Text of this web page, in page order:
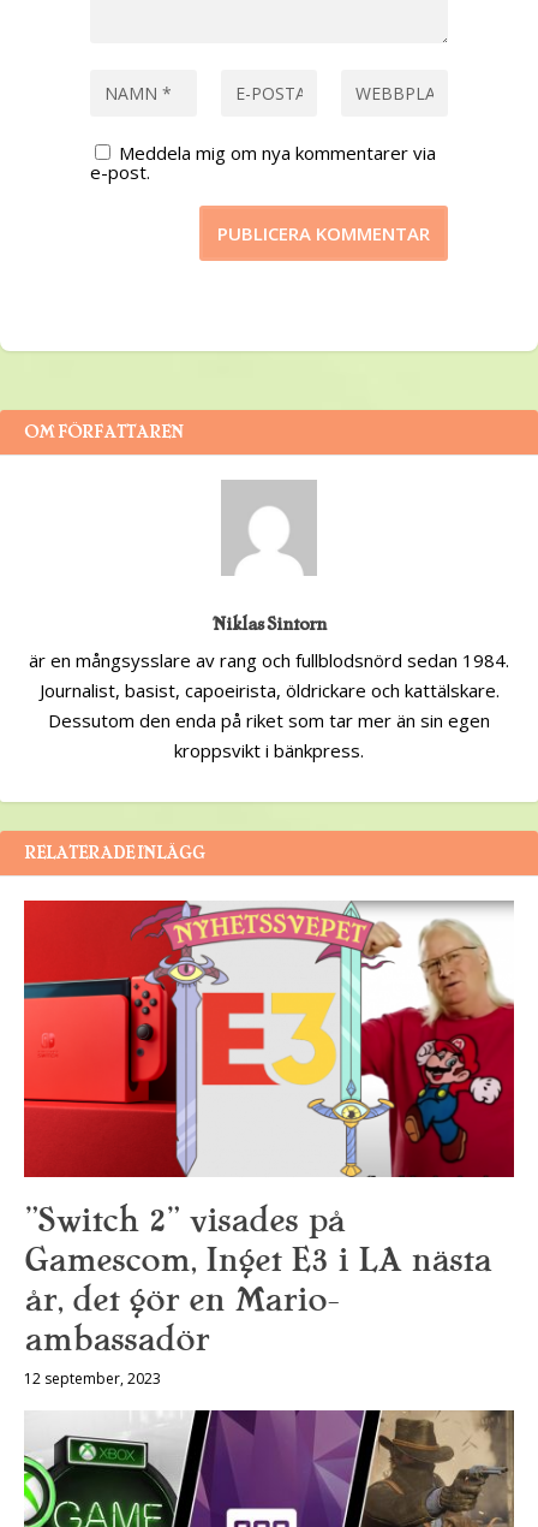
Meddela mig om nya kommentarer via
e-post.
OM FÖRFATTAREN
Niklas Sintorn
är en mångsysslare av rang och fullblodsnörd sedan 1984.
Journalist, basist, capoeirista, öldrickare och kattälskare.
Dessutom den enda på riket som tar mer än sin egen
kroppsvikt i bänkpress.
RELATERADE INLÄGG
”Switch 2” visades på
Gamescom, Inget E3 i LA nästa
år, det gör en Mario-
ambassadör
12 september, 2023